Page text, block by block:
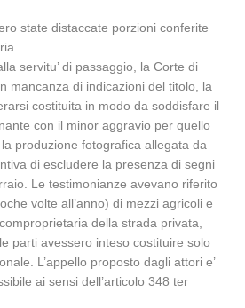
state distaccate porzioni conferite
servitu’ di passaggio, la Corte di
mancanza di indicazioni del titolo, la
costituita in modo da soddisfare il
con il minor aggravio per quello
produzione fotografica allegata da
di escludere la presenza di segni
Le testimonianze avevano riferito
volte all’anno) di mezzi agricoli e
della strada privata,
parti avessero inteso costituire solo
L’appello proposto dagli attori e’
ai sensi dell’articolo 348 ter